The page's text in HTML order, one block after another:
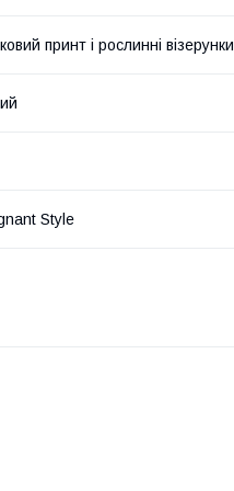
принт і рослинні візерунки
Style